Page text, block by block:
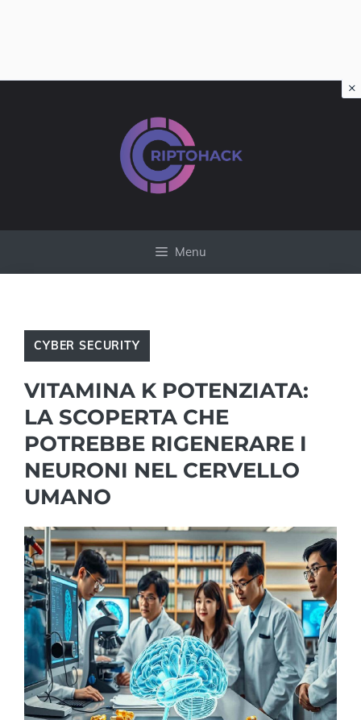
Menu
CYBER SECURITY
VITAMINA K POTENZIATA:
LA SCOPERTA CHE
POTREBBE RIGENERARE I
NEURONI NEL CERVELLO
UMANO
×